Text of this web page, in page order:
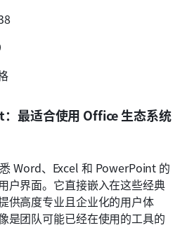
最适合使用 Office 生态系统
Word、Excel 和 PowerPoint 的
户界面。它直接嵌入在这些经典
供高度专业且企业化的用户体
是团队可能已经在使用的工具的